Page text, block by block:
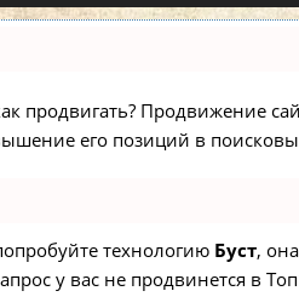
продвигать? Продвижение
его позиций в
технологию Буст,
у вас не продвинется в